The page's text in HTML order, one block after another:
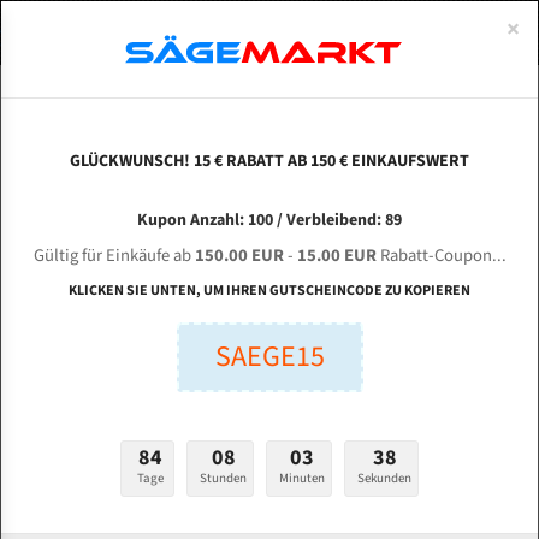
JULIHUANG GB 4240 für 4320 mm Bi-Metall
Bandsägeblätter
Länge (mm):
Stärken + Zahnteilung:
mm
ABOUTS
ENGLISH
Bi-Metall Meterware
Fleischerei Bandsägeblätter
Bandmesser Glatt Meterware
Konvex Meterware
×
GLÜCKWUNSCH! 15 € RABATT AB 150 € EINKAUFSWERT
Kupon Anzahl: 100 / Verbleibend: 89
Gültig für Einkäufe ab150.00 EUR- 15.00 EURRabatt-Coupon...
KLICKEN SIE UNTEN, UM IHREN GUTSCHEINCODE ZU KOPIEREN
SAEGE15
84
Tage
08
Stunden
03
Minuten
37
Sekunden